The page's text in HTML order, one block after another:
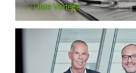
Ihre Vorteile